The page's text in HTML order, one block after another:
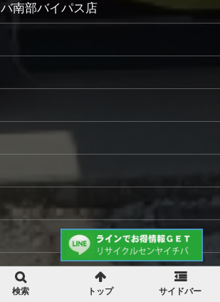
南部バイパス店
検索 トップ サイドバー